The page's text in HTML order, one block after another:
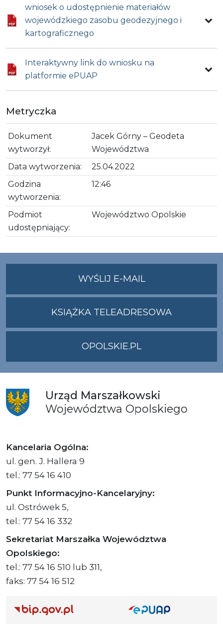
wniosek o udostępnienie materiałów
wojewódzkiego zasobu geodezyjnego i
kartograficznego
Interaktywny link do wniosku na
platformie ePUAP
Metryczka
Dokument
wytworzył:
Jacek Górny – Geodeta
Województwa
Data wytworzenia:
25.04.2022
Godzina
wytworzenia:
12:46
Podmiot
udostępniający:
Województwo Opolskie
WYŚLIJ E-MAILNA
ADRES
KSIĄŻKA TELEADRESOWA
OPOLSKIE.PL
Urząd Marszałkowski
Województwa Opolskiego
Kancelaria Ogólna:
ul. gen. J. Hallera 9
tel.: 77 54 16 410
Punkt Informacyjno-Kancelaryjny:
ul. Ostrówek 5,
tel.: 77 54 16 332
Sekretariat Marszałka Województwa
Opolskiego:
tel.: 77 54 16 510 lub 311,
faks: 77 54 16 512